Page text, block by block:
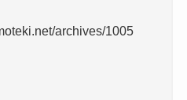
archives/1005